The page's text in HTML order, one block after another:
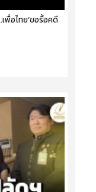
พื่อไทย’ขอรื้อคดี